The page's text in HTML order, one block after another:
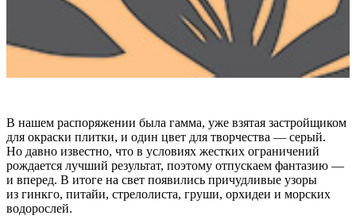
В нашем распоряжении была гамма, уже взятая застройщиком
для окраски плитки, и один цвет для творчества — серый.
Но давно известно, что в условиях жестких ограничений
рождается лучший результат, поэтому отпускаем фантазию —
и вперед. В итоге на свет появились причудливые узоры
из гинкго, питайи, стрелолиста, груши, орхидеи и морских
водорослей.